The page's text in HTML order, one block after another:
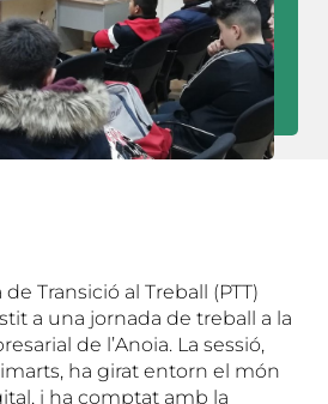
Transició al Treball (PTT)
a una jornada de treball a la
de l’Anoia. La sessió,
ha girat entorn el món
i ha comptat amb la